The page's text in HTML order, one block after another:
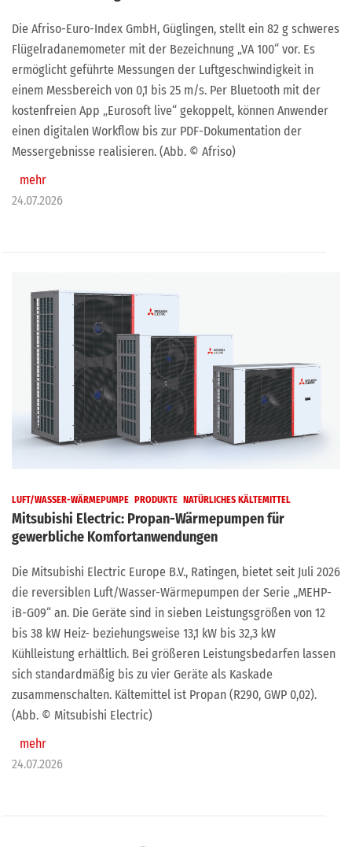
Die Afriso-Euro-Index GmbH, Güglingen, stellt ein 82 g schweres
Flügelradanemometer mit der Bezeichnung „VA 100“ vor. Es
ermöglicht geführte Messungen der Luftgeschwindigkeit in
einem Messbereich von 0,1 bis 25 m/s. Per Bluetooth mit der
kostenfreien App „Eurosoft live“ gekoppelt, können Anwender
einen digitalen Workflow bis zur PDF-Dokumentation der
Messergebnisse realisieren. (Abb. © Afriso)
mehr
24.07.2026
LUFT/WASSER-WÄRMEPUMPE PRODUKTE NATÜRLICHES KÄLTEMITTEL
Mitsubishi Electric: Propan-Wärmepumpen für
gewerbliche Komfortanwendungen
Die Mitsubishi Electric Europe B.V., Ratingen, bietet seit Juli 2026
die reversiblen Luft/Wasser-Wärmepumpen der Serie „MEHP-
iB-G09“ an. Die Geräte sind in sieben Leistungsgrößen von 12
bis 38 kW Heiz- beziehungsweise 13,1 kW bis 32,3 kW
Kühlleistung erhältlich. Bei größeren Leistungsbedarfen lassen
sich standardmäßig bis zu vier Geräte als Kaskade
zusammenschalten. Kältemittel ist Propan (R290, GWP 0,02).
(Abb. © Mitsubishi Electric)
mehr
24.07.2026